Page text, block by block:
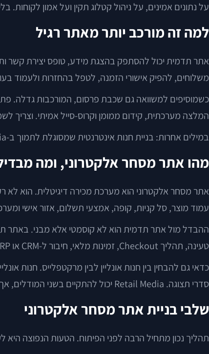
על נתונים אמינים, על ניהול קטלוג תקין ועל אמון
למה זה מורכב יותר מאתר רגיל
אתר תדמית יכול להסתפק בהצגת מידע, טופס יצירת קשר
משלוחים, להפיק אישורי הזמנה, לטפל בהחזרות ולעמוד
כשמוסיפים למשוואה גם שכבת פרסום, המורכבות גדלה.
המלצה מערכתית, קידום ממומן וקרוס-סייל אמיתי. וצריך
במילים אחרות: בניית חנות אינטרנטית שמסוגלת לתמוך ב-Retail Media דורשת הסתכלות עסקית, טכנולוגית ותפעולית רחבה יותר מזו שנדרשת באתר תוכן רגיל.
מהו אתר מסחר אלקטרוני, ומה
אתר מסחר אלקטרוני הוא מערכת מכירה דיגיטלית. הוא לא
עמוד מוצר, סל קניות, קופה, אמצעי תשלום, אזור אישי
ההבדל מול אתר תדמית הוא לא קוסמטי אלא מבני. באתר
טעינה, תהליך Checkout, זמינות מלאי, חיבור ל-CRM או ERP, מדיניות החזרות ותמיכה במובייל הן לא תוספות — הן לב המוצר.
כדאי גם להבחין בין חנות אונליין לבין מרקטפלייס. חנות
סדרי תצוגה. Retail Media יכול להתקיים בשני המודלים, אך בחנות עצמאית הוא לרוב נשען על נכסי הדאטה של בעל האתר ועל יחסיו עם ספקים ומותגים.
שלבי בניית אתר מסחר אלקטרוני
תהליך נכון מתחיל הרבה לפני הפיתוח. הטעות הנפוצה